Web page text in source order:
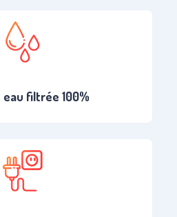
eau filtrée 100%